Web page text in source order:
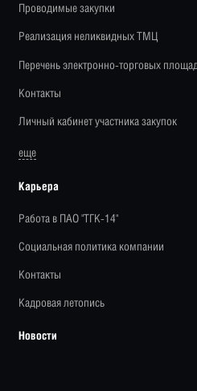
Проводимые закупки
Реализация неликвидных ТМЦ
Перечень электронно-торговых
Контакты
Личный кабинет участника закупок
еще
Карьера
Работа в ПАО "ТГК-14"
Социальная политика компании
Контакты
Кадровая летопись
Новости